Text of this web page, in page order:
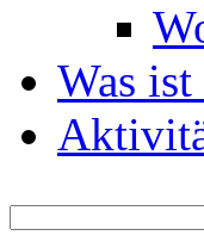
Was ist